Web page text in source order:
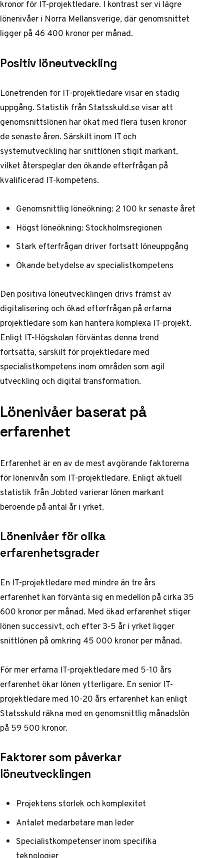
kronor för IT-projektledare. I kontrast ser vi lägre
lönenivåer i Norra Mellansverige, där genomsnittet
ligger på 46 400 kronor per månad.
Positiv löneutveckling
Lönetrenden för IT-projektledare visar en stadig
uppgång.Statistik från Statsskuld.sevisar att
genomsnittslönen har ökat med flera tusen kronor
de senaste åren. Särskilt inom IT och
systemutveckling har snittlönen stigit markant,
vilket återspeglar den ökande efterfrågan på
kvalificerad IT-kompetens.
Genomsnittlig löneökning: 2 100 kr senaste året
Högst löneökning: Stockholmsregionen
Stark efterfrågan driver fortsatt löneuppgång
Ökande betydelse av specialistkompetens
Den positiva löneutvecklingen drivs främst av
digitalisering och ökad efterfrågan på erfarna
projektledare som kan hantera komplexa IT-projekt.
Enligt IT-Högskolan förväntas denna trend
fortsätta, särskilt för projektledare med
specialistkompetens inom områden som agil
utveckling och digital transformation.
Lönenivåer baserat på
erfarenhet
Erfarenhet är en av de mest avgörande faktorerna
för lönenivån som IT-projektledare. Enligt aktuell
statistik frånJobtedvarierar lönen markant
beroende på antal år i yrket.
Lönenivåer för olika
erfarenhetsgrader
En IT-projektledare med mindre än tre års
erfarenhet kan förvänta sig en medellön på cirka 35
600 kronor per månad. Med ökad erfarenhet stiger
lönen successivt, och efter 3-5 år i yrket ligger
snittlönen på omkring 45 000 kronor per månad.
För mer erfarna IT-projektledare med 5-10 års
erfarenhet ökar lönen ytterligare. En senior IT-
projektledare med 10-20 års erfarenhet kan enligt
Statsskuld räkna med en genomsnittlig månadslön
på 59 500 kronor.
Faktorer som påverkar
löneutvecklingen
Projektens storlek och komplexitet
Antalet medarbetare man leder
Specialistkompetenser inom specifika